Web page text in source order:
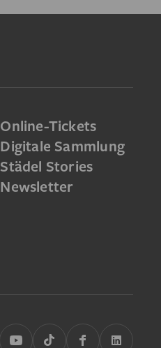
Online-Tickets
Digitale Sammlung
Städel Stories
Newsletter